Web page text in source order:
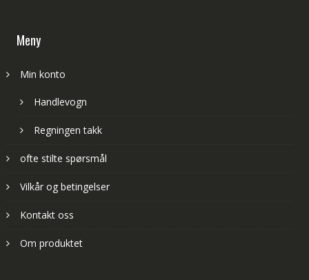
Meny
Min konto
Handlevogn
Regningen takk
ofte stilte spørsmål
Vilkår og betingelser
Kontakt oss
Om produktet